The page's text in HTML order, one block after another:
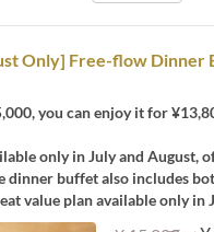
Only] Free-flow
you can enjoy it for
only in July and August,
dinner buffet also includes
value plan available only in